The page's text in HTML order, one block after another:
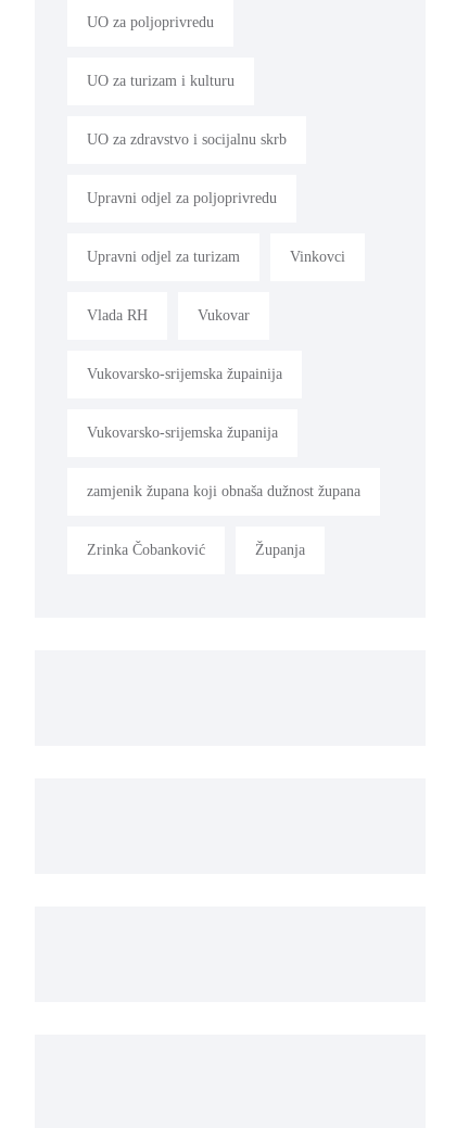
UO za poljoprivredu
UO za turizam i kulturu
UO za zdravstvo i socijalnu skrb
Upravni odjel za poljoprivredu
Upravni odjel za turizam Vinkovci
Vlada RH Vukovar
Vukovarsko-srijemska župainija
Vukovarsko-srijemska županija
zamjenik župana koji obnaša dužnost župana
Zrinka Čobanković Županja